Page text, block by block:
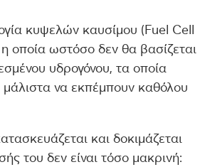
κυψελών καυσίμου (Fuel Cell
οποία ωστόσο δεν θα βασίζεται
υδρογόνου, τα οποία
να εκπέμπουν καθόλου
και δοκιμάζεται
του δεν είναι τόσο μακρινή: